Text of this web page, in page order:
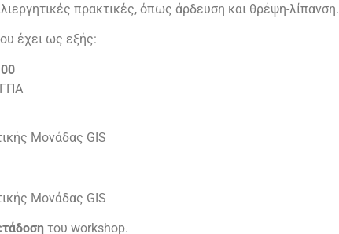
πρακτικές, όπως άρδευση και θρέψη-λίπανση.
έχει ως εξής:
Μονάδας GIS
Μονάδας GIS
του workshop.